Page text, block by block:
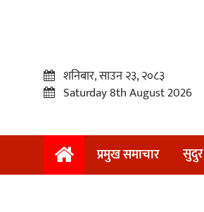
प्रमुख
शनिबार, साउन २३, २०८३
Saturday 8th August 2026
प्रमुख समाचार सुदुर